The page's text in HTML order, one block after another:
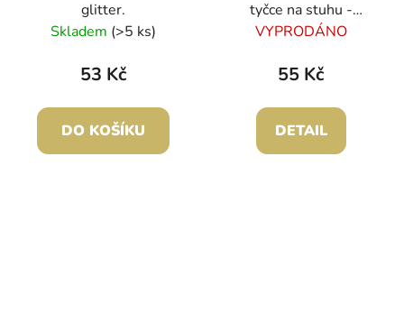
glitter.
Skladem (>5 ks)
53 Kč
DO KOŠÍKU
tyčce na stuhu -
Pastorelli
VYPRODÁNO
55 Kč
DETAIL